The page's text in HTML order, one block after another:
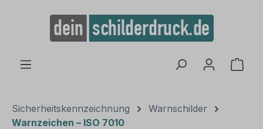
springen
Sicherheitskennzeichnung
Warnschilder
Warnzeichen – ISO 7010